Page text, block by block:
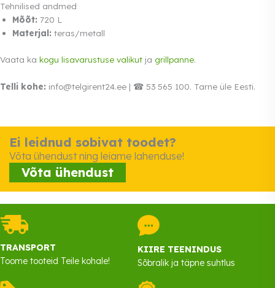
Tehnilised andmed
Mõõt: 720 L
Materjal: teras/metall
Vaata ka kogu lisavarustuse valikut ja grillpanne.
Telli kohe: info@telgirent24.ee | ☎ 53 565 100. Tarne üle Eesti.
Ei leidnud sobivat toodet?
Võta ühendust ning leiame lahenduse!
Võta ühendust
TRANSPORT
Toome tooteid Teile kohale!
KIIRE TEENINDUS
Sõbralik ja täpne suhtlus